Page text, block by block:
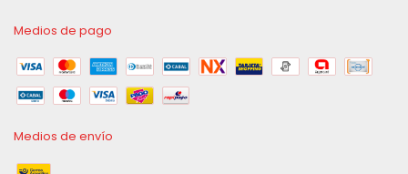
Medios de pago
Medios de envío